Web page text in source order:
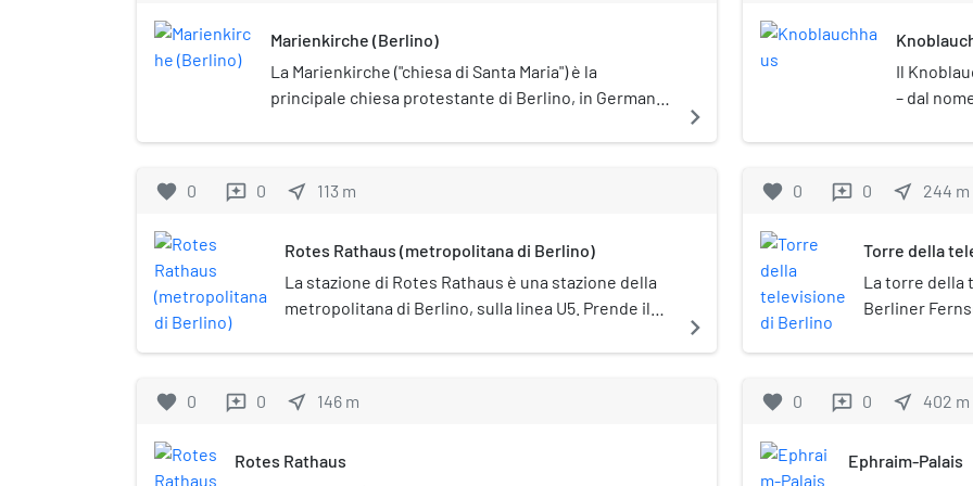
Marienkirche (Berlino)
La Marienkirche ("chiesa di Santa Maria") è la
principale chiesa protestante di Berlino, in Germania.
spazio verde presso la torre della televisione. È sede
Brandenburgo-Slesia e Alta Lusazia. È posta sotto
navigate_next
favorite 0 reviews 0 near_me 113 m
Rotes Rathaus (metropolitana di Berlino)
La stazione di Rotes Rathaus è una stazione della
metropolitana di Berlino, sulla linea U5. Prende il
rosso"), il palazzo municipale di Berlino.
navigate_next
favorite 0 reviews 0 near_me 146 m
Rotes Rathaus
Il
– dal
di
favorite 0 reviews 0 near_me 244 m
Torre della
La torre della
Berliner
Germania. Fa
città, presso
costruzione
favorite 0 reviews 0 near_me 402 m
Ephraim-Palais